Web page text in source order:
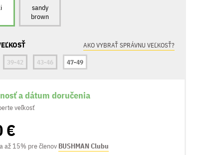
sandy
brown
AKO VYBRAŤ SPRÁVNU VEĽKOSŤ?
39-42 43-46 47-49
a dátum doručenia
veľkosť
€
až 15% pre členov BUSHMAN Clubu